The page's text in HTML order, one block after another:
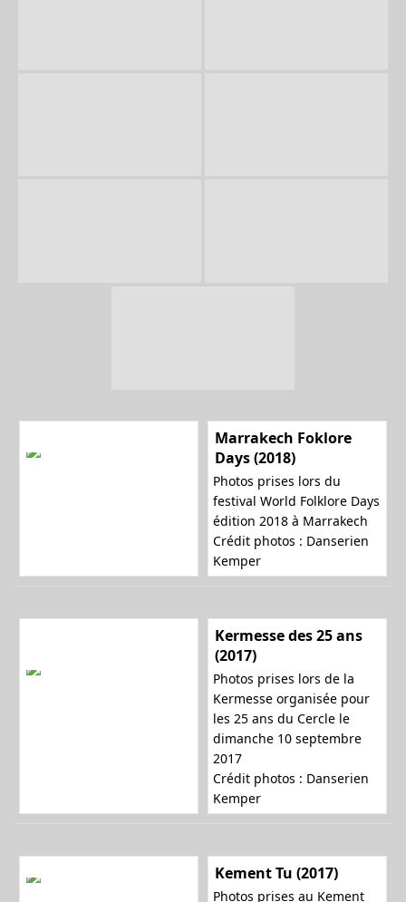
Marrakech Foklore
Days (2018)
Photos prises lors du
festival World Folklore Days
édition 2018 à Marrakech
Crédit photos : Danserien
Kemper
Kermesse des 25 ans
(2017)
Photos prises lors de la
Kermesse organisée pour
les 25 ans du Cercle le
dimanche 10 septembre
2017
Crédit photos : Danserien
Kemper
Kement Tu (2017)
Photos prises au Kement